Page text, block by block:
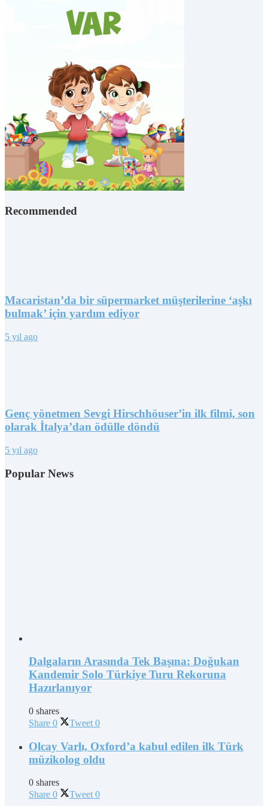
Recommended
Macaristan’da bir süpermarket müşterilerine ‘aşkı
bulmak’ için yardım ediyor
5 yıl ago
Genç yönetmen Sevgi Hirschhöuser’in ilk filmi, son
olarak İtalya’dan ödülle döndü
5 yıl ago
Popular News
Dalgaların Arasında Tek Başına: Doğukan
Kandemir Solo Türkiye Turu Rekoruna
Hazırlanıyor
0 shares
Share 0 Tweet 0
Olcay Varlı, Oxford’a kabul edilen ilk Türk
müzikolog oldu
0 shares
Share 0 Tweet 0